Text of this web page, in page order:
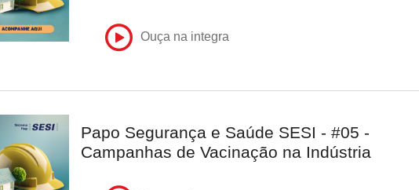
Ouça na integra
Papo Segurança e Saúde SESI - #05 -
Campanhas de Vacinação na Indústria
Londrina deverão ser candidatos
deputado nas eleições deste ano